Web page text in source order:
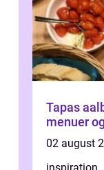
Tapas
menuer
02 august